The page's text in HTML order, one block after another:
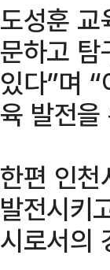
도성훈
문하고
있다”며
육 발전
한편 인
발전시키
시로서의